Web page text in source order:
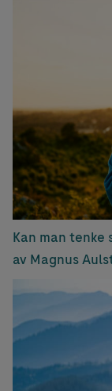
Kan man
av Magnus